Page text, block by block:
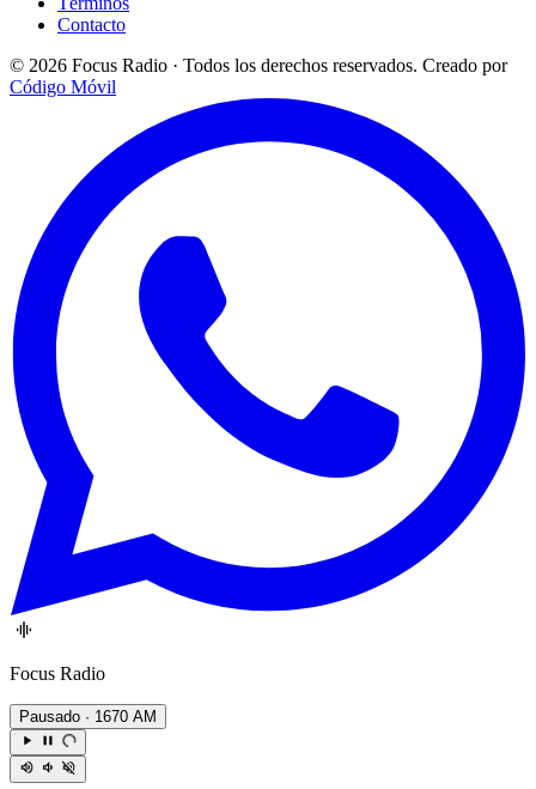
Contacto
© 2026 Focus Radio · Todos los derechos reservados. Creado por
Código Móvil
Focus Radio
Pausado · 1670 AM